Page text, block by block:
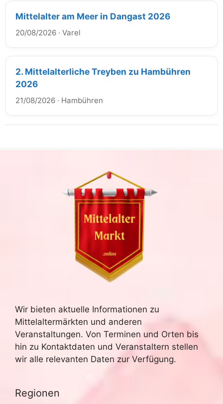
Mittelalter am Meer in Dangast 2026
20/08/2026 · Varel
2. Mittelalterliche Treyben zu Hambühren
2026
21/08/2026 · Hambühren
Wir bieten aktuelle Informationen zu
Mittelaltermärkten und anderen
Veranstaltungen. Von Terminen und Orten bis
hin zu Kontaktdaten und Veranstaltern stellen
wir alle relevanten Daten zur Verfügung.
Regionen